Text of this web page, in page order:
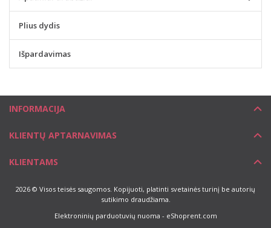
Plius dydis
Išpardavimas
INFORMACIJA
KLIENTŲ APTARNAVIMAS
KLIENTAMS
2026 © Visos teisės saugomos. Kopijuoti, platinti svetainės turinį be autorių
sutikimo draudžiama.
Elektroninių parduotuvių nuoma - eShoprent.com